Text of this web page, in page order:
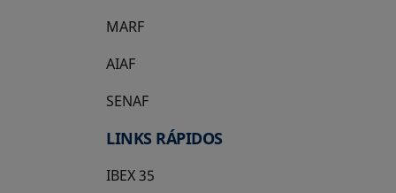
MARF
AIAF
SENAF
LINKS RÁPIDOS
IBEX 35